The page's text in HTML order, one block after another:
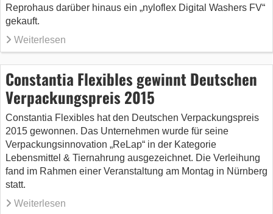
Reprohaus darüber hinaus ein „nyloflex Digital Washers FV“
gekauft.
Weiterlesen
Constantia Flexibles gewinnt Deutschen
Verpackungspreis 2015
Constantia Flexibles hat den Deutschen Verpackungspreis
2015 gewonnen. Das Unternehmen wurde für seine
Verpackungsinnovation „ReLap“ in der Kategorie
Lebensmittel & Tiernahrung ausgezeichnet. Die Verleihung
fand im Rahmen einer Veranstaltung am Montag in Nürnberg
statt.
Weiterlesen